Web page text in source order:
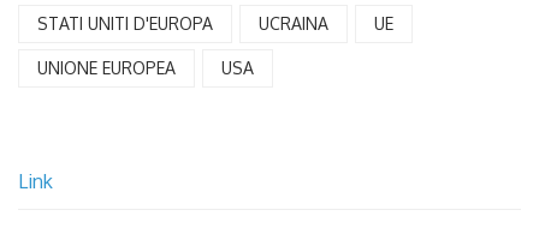
STATI UNITI D'EUROPA UCRAINA UE
UNIONE EUROPEA USA
Link